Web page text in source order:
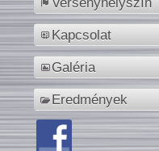
Kapcsolat
Galéria
Eredmények